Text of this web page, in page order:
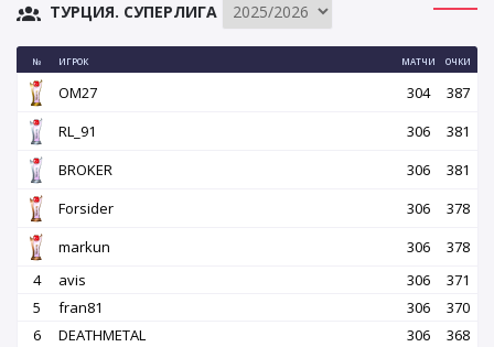
ТУРЦИЯ. СУПЕРЛИГА
№ ИГРОК МАТЧИ ОЧКИ
OM27 304
387
RL_91
306
381
BROKER
306
381
Forsider
306
378
markun
306
378
4
avis 306
371
5
fran81 306
370
6
DEATHMETAL 306
368